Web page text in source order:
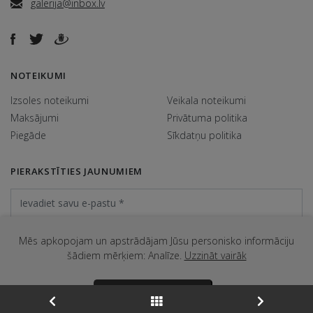
galerija@inbox.lv
NOTEIKUMI
Izsoles noteikumi
Maksājumi
Piegāde
Veikala noteikumi
Privātuma politika
Sīkdatņu politika
PIERAKSTĪTIES JAUNUMIEM
@ Galerija Jēkabs 2026. Visas tiesības aizsargātas.
Mēs apkopojam un apstrādājam Jūsu personisko informāciju
šādiem mērķiem: Analīze. Uzzināt vairāk